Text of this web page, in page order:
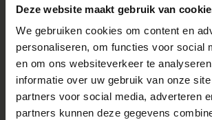
Deze website maakt gebruik van
We gebruiken cookies om content en
personaliseren, om functies voor social
en om ons websiteverkeer te
informatie over uw gebruik van onze
partners voor social media, adverteren
partners kunnen deze gegevens
Interessante kortingen op
verzekeringsproducten.
Meer weten over ons uitgebreide
arbeidsvoorwaardenpakket? Kijk